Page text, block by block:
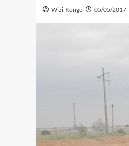
Wizi-Kongo 05/05/2017